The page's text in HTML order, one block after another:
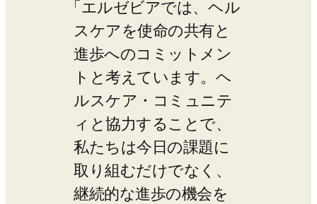
エルゼビアでは、ヘル
スケアを使命の共有と
進歩へのコミットメン
トと考えています。ヘ
ルスケア・コミュニテ
ィと協力することで、
私たちは今日の課題に
取り組むだけでなく、
継続的な進歩の機会を